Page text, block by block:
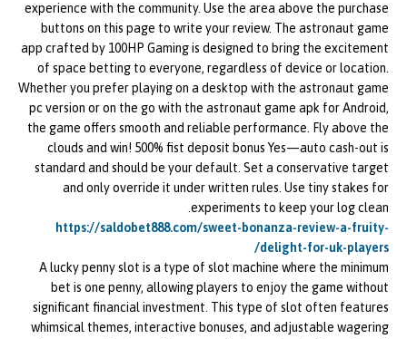
experience with the community. Use the area above the purchase
buttons on this page to write your review. The astronaut game
app crafted by 100HP Gaming is designed to bring the excitement
of space betting to everyone, regardless of device or location.
Whether you prefer playing on a desktop with the astronaut game
pc version or on the go with the astronaut game apk for Android,
the game offers smooth and reliable performance. Fly above the
clouds and win! 500% fist deposit bonus Yes—auto cash-out is
standard and should be your default. Set a conservative target
and only override it under written rules. Use tiny stakes for
experiments to keep your log clean.
https://saldobet888.com/sweet-bonanza-review-a-fruity-
delight-for-uk-players/
A lucky penny slot is a type of slot machine where the minimum
bet is one penny, allowing players to enjoy the game without
significant financial investment. This type of slot often features
whimsical themes, interactive bonuses, and adjustable wagering